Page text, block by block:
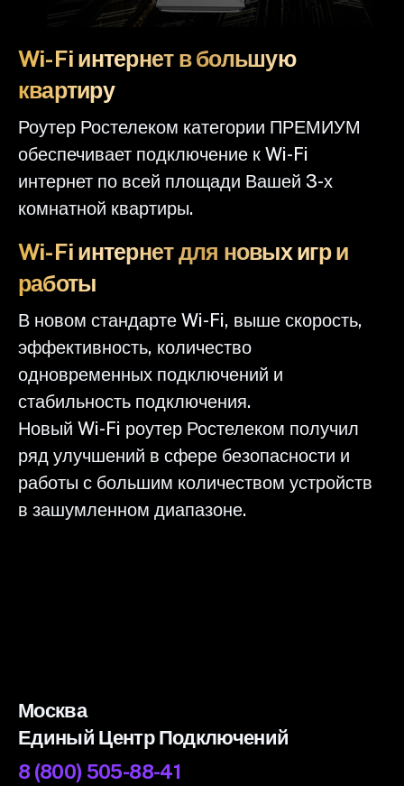
Wi-Fi интернет в большую
квартиру
Роутер Ростелеком категории ПРЕМИУМ
обеспечивает подключение к Wi-Fi
интернет по всей площади Вашей 3-х
комнатной квартиры.
Wi-Fi интернет для новых игр и
работы
В новом стандарте Wi-Fi, выше скорость,
эффективность, количество
одновременных подключений и
стабильность подключения.
Новый Wi-Fi роутер Ростелеком получил
ряд улучшений в сфере безопасности и
работы с большим количеством устройств
в зашумленном диапазоне.
Москва
Единый Центр Подключений
8 (800) 505-88-41